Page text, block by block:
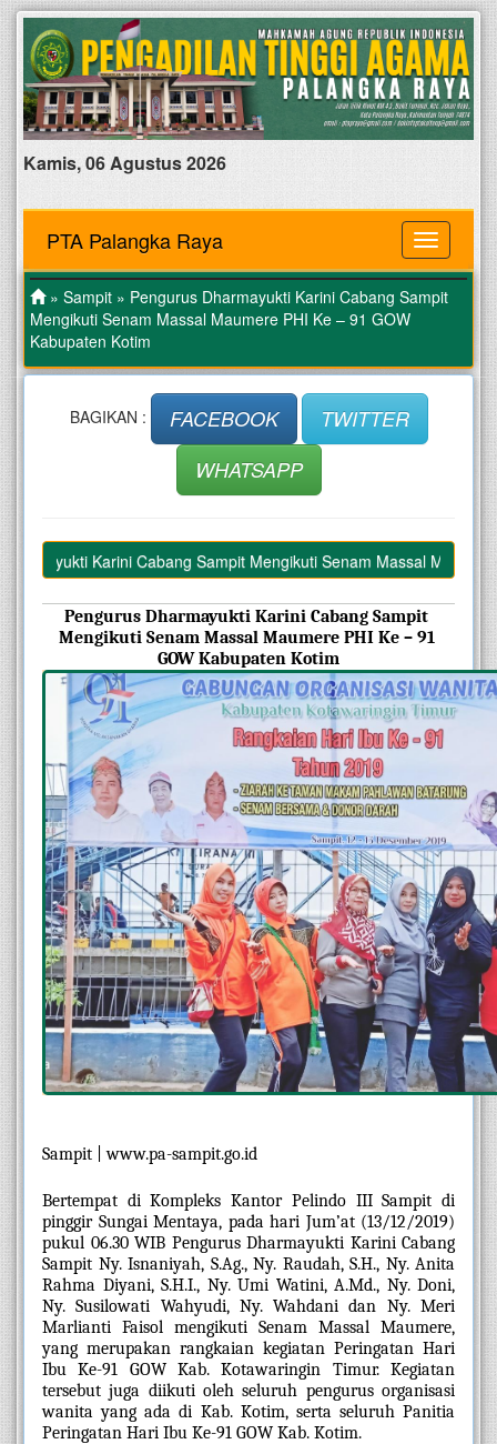
Kamis, 06 Agustus 2026
MENU
PTA Palangka Raya
» Sampit » Pengurus Dharmayukti Karini Cabang Sampit
Mengikuti Senam Massal Maumere PHI Ke – 91 GOW
Kabupaten Kotim
BAGIKAN : FACEBOOK
TWITTER
WHATSAPP
Karini Cabang Sampit Mengikuti Senam Massal Maumere
Pengurus Dharmayukti Karini Cabang Sampit
Mengikuti Senam Massal Maumere PHI Ke – 91
GOW Kabupaten Kotim
Sampit | www.pa-sampit.go.id
Bertempat di Kompleks Kantor Pelindo III Sampit di
pinggir Sungai Mentaya, pada hari Jum’at (13/12/2019)
pukul 06.30 WIB Pengurus Dharmayukti Karini Cabang
Sampit Ny. Isnaniyah, S.Ag., Ny. Raudah, S.H., Ny. Anita
Rahma Diyani, S.H.I., Ny. Umi Watini, A.Md., Ny. Doni,
Ny. Susilowati Wahyudi, Ny. Wahdani dan Ny. Meri
Marlianti Faisol mengikuti Senam Massal Maumere,
yang merupakan rangkaian kegiatan Peringatan Hari
Ibu Ke-91 GOW Kab. Kotawaringin Timur. Kegiatan
tersebut juga diikuti oleh seluruh pengurus organisasi
wanita yang ada di Kab. Kotim, serta seluruh Panitia
Peringatan Hari Ibu Ke-91 GOW Kab. Kotim.